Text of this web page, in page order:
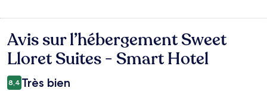
Avis
Avis sur l’hébergement Sweet
Lloret Suites - Smart Hotel
8,4 Très bien